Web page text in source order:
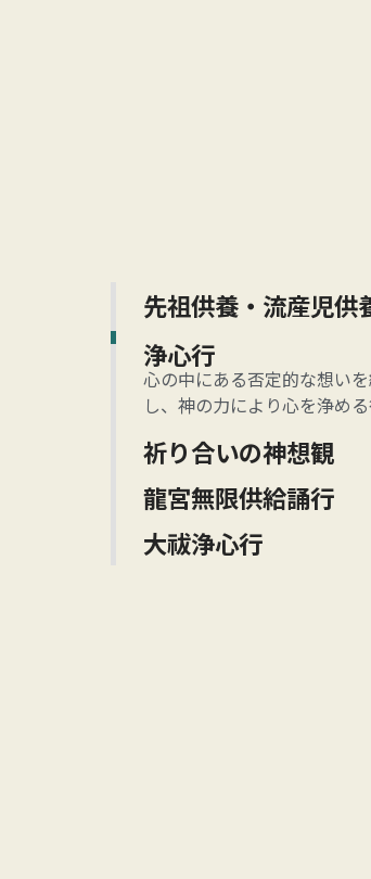
先祖供養・流産児供
で子孫が立派に成長すること
浄心行
心の中にある否定的な想い
し、神の力により心を浄める
祈り合いの神想観
「問題を抱えている人」を
福のために祈る行事、神想観
龍宮無限供給誦行
「龍宮無限供給」という真
ての豊かさや富に、心の波長
大祓浄心行
造化の三神のムスビの働き